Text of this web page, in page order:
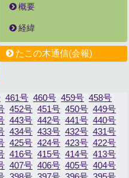
概要
経緯
たこの木通信(会報)
461号 460号 459号 458号
452号 451号 450号 449号
443号 442号 441号 440号
434号 433号 432号 431号
425号 424号 423号 422号
416号 415号 414号 413号
407号 406号 405号 404号